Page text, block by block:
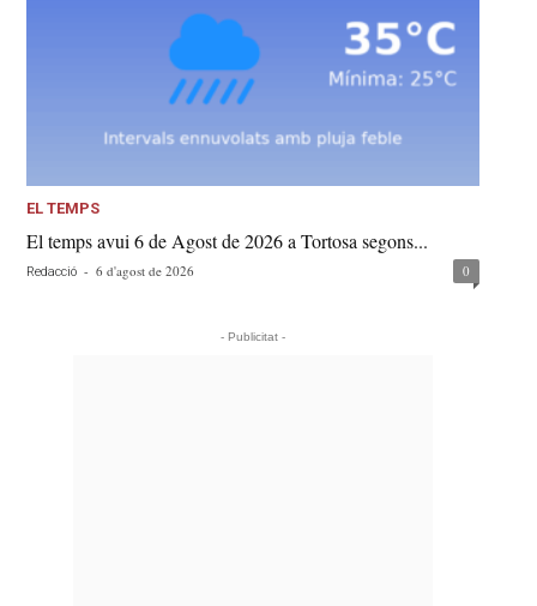
EL TEMPS
El temps avui 6 de Agost de 2026 a Tortosa segons...
Redacció - 6 d'agost de 2026 0
- Publicitat -